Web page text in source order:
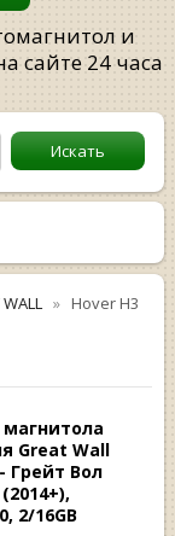
и
сайте 24 часа
Hover H3
Great Wall
Грейт Вол
2/16GB